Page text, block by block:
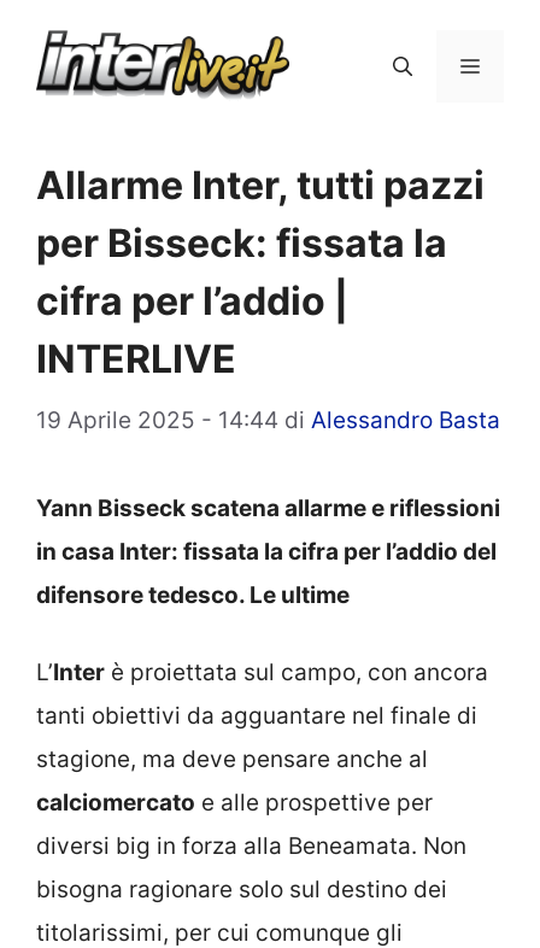
Menu
Allarme Inter, tutti pazzi
per Bisseck: fissata la
cifra per l’addio |
INTERLIVE
19 Aprile 2025 - 14:44 di Alessandro Basta
Yann Bisseck scatena allarme e riflessioni
in casa Inter: fissata la cifra per l’addio del
difensore tedesco. Le ultime
L’Inter è proiettata sul campo, con ancora
tanti obiettivi da agguantare nel finale di
stagione, ma deve pensare anche al
calciomercato e alle prospettive per
diversi big in forza alla Beneamata. Non
bisogna ragionare solo sul destino dei
titolarissimi, per cui comunque gli